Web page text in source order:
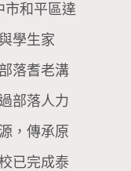
市和平區達
學生家
落耆老溝
部落人力
，傳承原
已完成泰